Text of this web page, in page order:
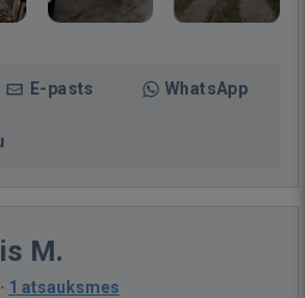
E-pasts WhatsApp
M.
· 1 atsauksmes